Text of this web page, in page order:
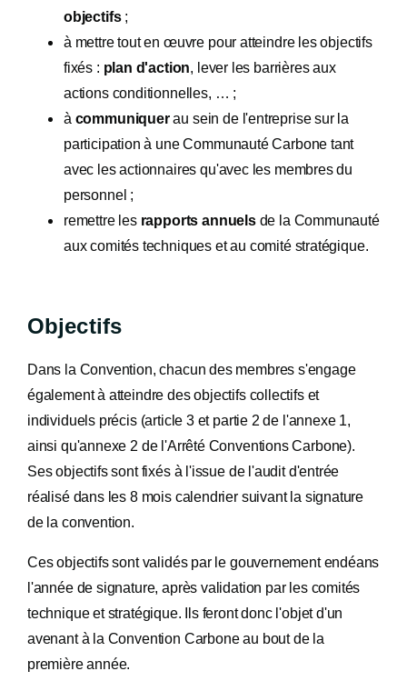
objectifs ;
à mettre tout en œuvre pour atteindre les objectifs
fixés : plan d'action, lever les barrières aux
actions conditionnelles, … ;
à communiquerau sein de l'entreprise sur la
participation à une Communauté Carbone tant
avec les actionnaires qu'avec les membres du
personnel ;
remettre les rapports annuelsde la Communauté
aux comités techniques et au comité stratégique.
Objectifs
Dans la Convention, chacun des membres s'engage
également à atteindre des objectifs collectifs et
individuels précis (article 3 et partie 2 de l'annexe 1,
ainsi qu'annexe 2 de l'Arrêté Conventions Carbone).
Ses objectifs sont fixés à l'issue de l'audit d'entrée
réalisé dans les 8 mois calendrier suivant la signature
de la convention.
Ces objectifs sont validés par le gouvernement endéans
l'année de signature, après validation par les comités
technique et stratégique. Ils feront donc l'objet d'un
avenant à la Convention Carbone au bout de la
première année.